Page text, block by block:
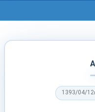
1393/04/12